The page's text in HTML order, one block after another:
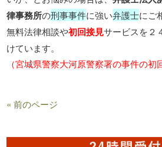
律事務所の刑事事件に強い弁護士にご
無料法律相談や初回接見サービスを２
けています。
（宮城県警察大河原警察署の事件の初
« 前のページ